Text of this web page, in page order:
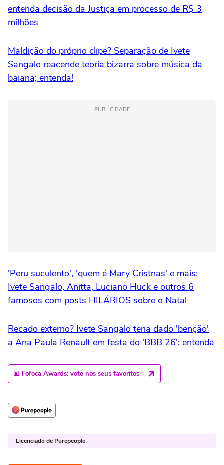
entenda decisão da Justiça em processo de R$ 3
milhões
Maldição do próprio clipe? Separação de Ivete
Sangalo reacende teoria bizarra sobre música da
baiana; entenda!
PUBLICIDADE
'Peru suculento', 'quem é Mary Cristnas' e mais:
Ivete Sangalo, Anitta, Luciano Huck e outros 6
famosos com posts HILÁRIOS sobre o Natal
Recado externo? Ivete Sangalo teria dado 'benção'
a Ana Paula Renault em festa do 'BBB 26'; entenda
📊 Fofoca Awards: vote nos seus favoritos
Licenciado de Purepeople